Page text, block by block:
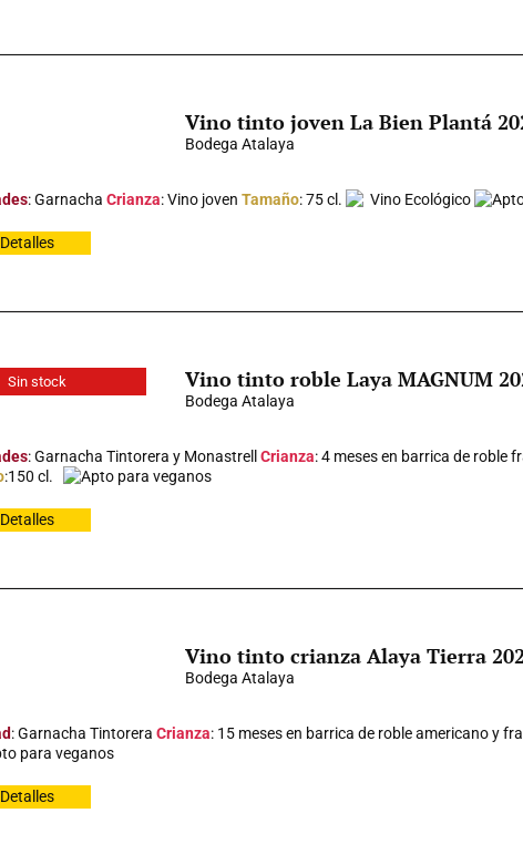
Vino tinto joven La Bien Plantá
Bodega Atalaya
: Garnacha Crianza: Vino joven Tamaño: 75 cl. Vino Ecológico
Detalles
Sin stock Vino tinto roble Laya MAGNUM
Bodega Atalaya
: Garnacha Tintorera y Monastrell Crianza: 4 meses en barrica de roble
:150 cl. Apto para veganos
Detalles
Vino tinto crianza Alaya Tierra
Bodega Atalaya
: Garnacha Tintorera Crianza: 15 meses en barrica de roble americano y
para veganos
Detalles